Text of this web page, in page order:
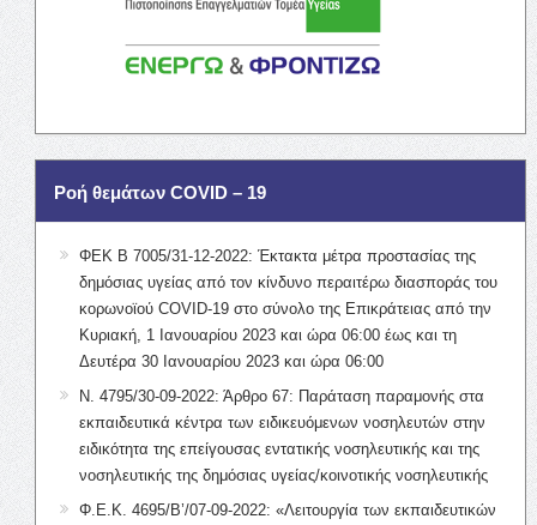
Ροή θεμάτων COVID – 19
ΦΕΚ Β 7005/31-12-2022: Έκτακτα μέτρα προστασίας της
δημόσιας υγείας από τον κίνδυνο περαιτέρω διασποράς του
κορωνοϊού COVID-19 στο σύνολο της Επικράτειας από την
Κυριακή, 1 Ιανουαρίου 2023 και ώρα 06:00 έως και τη
Δευτέρα 30 Ιανουαρίου 2023 και ώρα 06:00
Ν. 4795/30-09-2022: Άρθρο 67: Παράταση παραμονής στα
εκπαιδευτικά κέντρα των ειδικευόμενων νοσηλευτών στην
ειδικότητα της επείγουσας εντατικής νοσηλευτικής και της
νοσηλευτικής της δημόσιας υγείας/κοινοτικής νοσηλευτικής
Φ.Ε.Κ. 4695/Β’/07-09-2022: «Λειτουργία των εκπαιδευτικών